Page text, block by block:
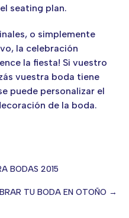
seating plan.
o simplemente
la celebración
la fiesta! Si vuestro
vuestra boda tiene
puede personalizar el
de la boda.
BODAS 2015
TU BODA EN OTOÑO →